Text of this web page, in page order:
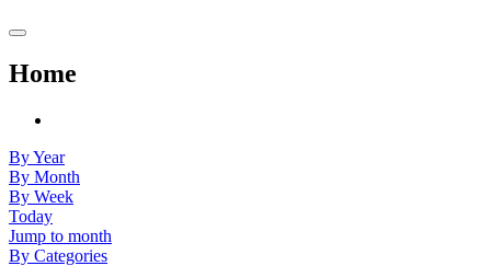
Home
By Year
By Month
By Week
Today
Jump to month
By Categories